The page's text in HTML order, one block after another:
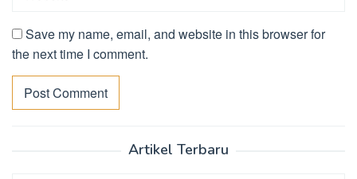
Save my name, email, and website in this browser for
the next time I comment.
Artikel Terbaru